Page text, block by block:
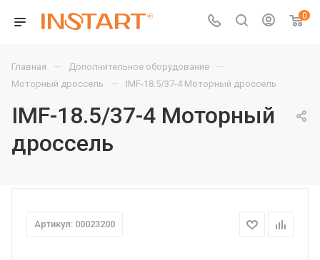
0
Главная — Дополнительное оборудование —
Моторный дроссель — IMF-18.5/37-4 Моторный дроссель
IMF-18.5/37-4 Моторный
дроссель
Артикул: 00023200